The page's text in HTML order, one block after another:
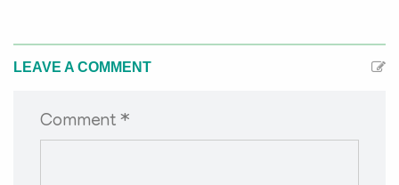
LEAVE A COMMENT
Comment *